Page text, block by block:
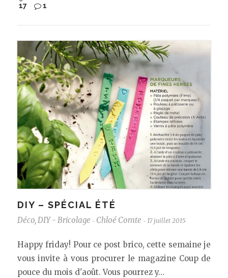
17 1
DIY – SPÉCIAL ÉTÉ
Déco, DIY - Bricolage - Chloé Comte - 17 juillet 2015
Happy friday! Pour ce post brico, cette semaine je
vous invite à vous procurer le magazine Coup de
pouce du mois d'août. Vous pourrez y…